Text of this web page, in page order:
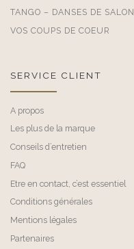
TANGO – DANSES DE SALON
VOS COUPS DE COEUR
SERVICE CLIENT
A propos
Les plus de la marque
Conseils d’entretien
FAQ
Etre en contact, c’est essentiel
Conditions générales
Mentions légales
Partenaires